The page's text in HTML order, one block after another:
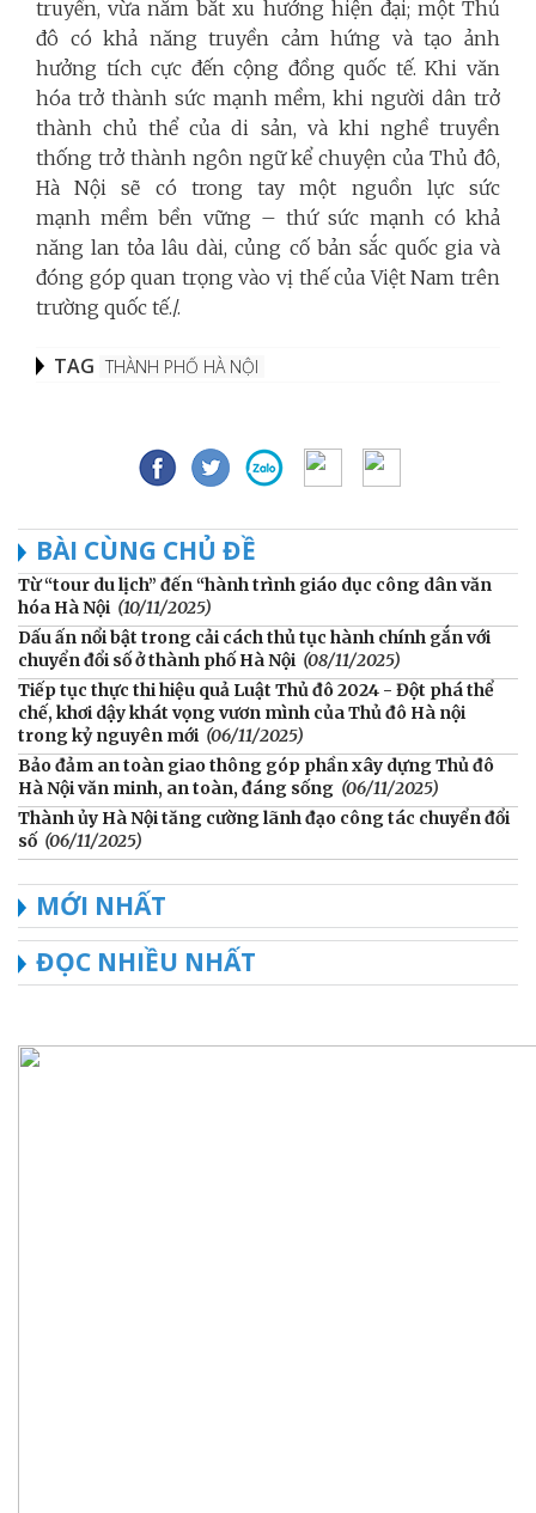
truyền, vừa nắm bắt xu hướng hiện đại; một Thủ
đô có khả năng truyền cảm hứng và tạo ảnh
hưởng tích cực đến cộng đồng quốc tế. Khi văn
hóa trở thành sức mạnh mềm, khi người dân trở
thành chủ thể của di sản, và khi nghề truyền
thống trở thành ngôn ngữ kể chuyện của Thủ đô,
Hà Nội sẽ có trong tay một nguồn lực sức
mạnh mềm bền vững – thứ sức mạnh có khả
năng lan tỏa lâu dài, củng cố bản sắc quốc gia và
đóng góp quan trọng vào vị thế của Việt Nam trên
trường quốc tế./.
TAG THÀNH PHỐ HÀ NỘI
BÀI CÙNG CHỦ ĐỀ
Từ “tour du lịch” đến “hành trình giáo dục công dân văn
hóa Hà Nội (10/11/2025)
Dấu ấn nổi bật trong cải cách thủ tục hành chính gắn với
chuyển đổi số ở thành phố Hà Nội (08/11/2025)
Tiếp tục thực thi hiệu quả Luật Thủ đô 2024 - Đột phá thể
chế, khơi dậy khát vọng vươn mình của Thủ đô Hà nội
trong kỷ nguyên mới (06/11/2025)
Bảo đảm an toàn giao thông góp phần xây dựng Thủ đô
Hà Nội văn minh, an toàn, đáng sống (06/11/2025)
Thành ủy Hà Nội tăng cường lãnh đạo công tác chuyển đổi
số (06/11/2025)
MỚI NHẤT
ĐỌC NHIỀU NHẤT